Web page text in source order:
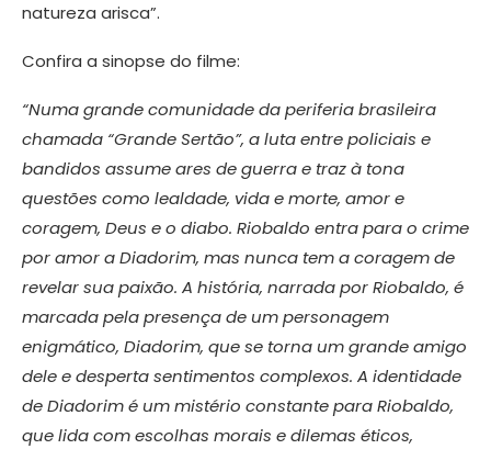
natureza arisca”.
Confira a sinopse do filme:
“Numa grande comunidade da periferia brasileira
chamada “Grande Sertão”, a luta entre policiais e
bandidos assume ares de guerra e traz à tona
questões como lealdade, vida e morte, amor e
coragem, Deus e o diabo. Riobaldo entra para o crime
por amor a Diadorim, mas nunca tem a coragem de
revelar sua paixão. A história, narrada por Riobaldo, é
marcada pela presença de um personagem
enigmático, Diadorim, que se torna um grande amigo
dele e desperta sentimentos complexos. A identidade
de Diadorim é um mistério constante para Riobaldo,
que lida com escolhas morais e dilemas éticos,